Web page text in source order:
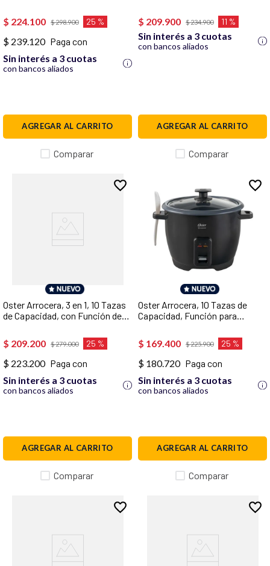
DiamondForce, con Controles
de Tiempo y Temperatura,
CKSTAF401MDF
$ 224.100 $298.900 25 %
$ 239.120 Paga con
Sin interés a 3 cuotas
con bancos aliados
AGREGAR AL CARRITO
Comparar
Temperatura, Negra,
CKSTAF38MNS
$ 209.900 $234.900 11 %
Sin interés a 3 cuotas
con bancos aliados
AGREGAR AL CARRITO
Comparar
Oster Arrocera, 3 en 1, 10 Tazas
de Capacidad, con Función de
Recubrimiento Antiadherente
Oster DiamondForce,
CKSTRC10DFSKE
$ 209.200 $279.000 25 %
$ 223.200 Paga con
Sin interés a 3 cuotas
con bancos aliados
AGREGAR AL CARRITO
Comparar
Oster Arrocera, 10 Tazas de
Capacidad, Función para
Recubrimiento Antiadherente
Oster DiamondForce,
CKSTRCB10DFBLK
$ 169.400 $225.900 25 %
$ 180.720 Paga con
Sin interés a 3 cuotas
con bancos aliados
AGREGAR AL CARRITO
Comparar